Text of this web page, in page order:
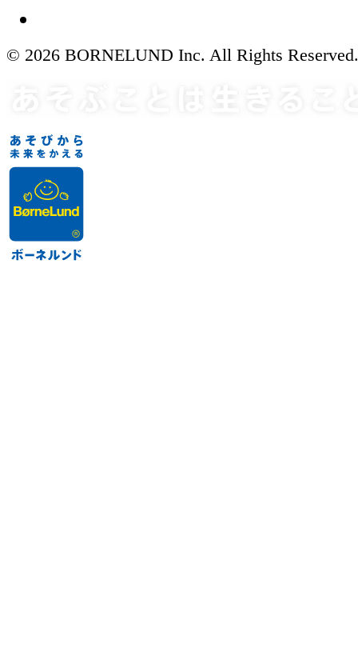
© 2026 BORNELUND Inc. All Rights Reserved.